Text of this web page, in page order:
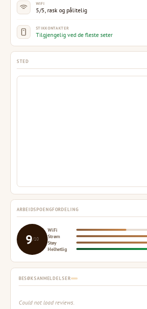
WIFI
5/5, rask og pålitelig
STIKKONTAKTER
Tilgjengelig ved de fleste seter
STED
ARBEIDSPOENGFORDELING
9/10
WiFi
Strøm
Støy
Helhetlig
BESØKSANMELDELSER
Could not load reviews.